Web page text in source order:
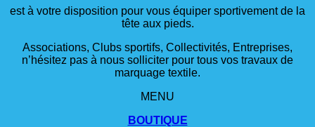
est à votre disposition pour vous équiper sportivement de la
tête aux pieds.
Associations, Clubs sportifs, Collectivités, Entreprises,
n’hésitez pas à nous solliciter pour tous vos travaux de
marquage textile.
MENU
BOUTIQUE